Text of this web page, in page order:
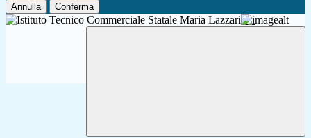
Annulla Conferma